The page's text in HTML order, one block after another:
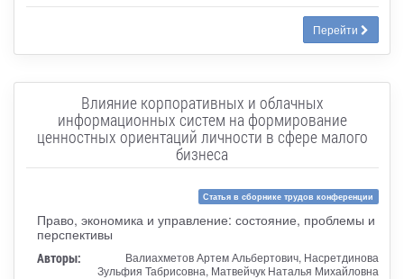
Перейти
Влияние корпоративных и облачных
информационных систем на формирование
ценностных ориентаций личности в сфере малого
бизнеса
Статья в сборнике трудов конференции
Право, экономика и управление: состояние, проблемы и
перспективы
Авторы:
Валиахметов Артем Альбертович, Насретдинова
Зульфия Табрисовна, Матвейчук Наталья Михайловна